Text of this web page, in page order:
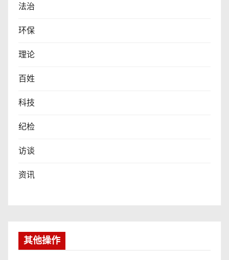
法治
环保
理论
百姓
科技
纪检
访谈
资讯
其他操作